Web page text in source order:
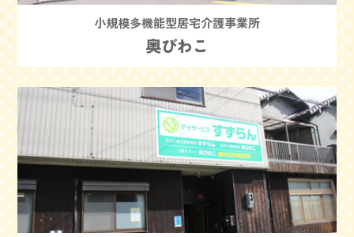
小規模多機能型居宅介護事業所
奥びわこ